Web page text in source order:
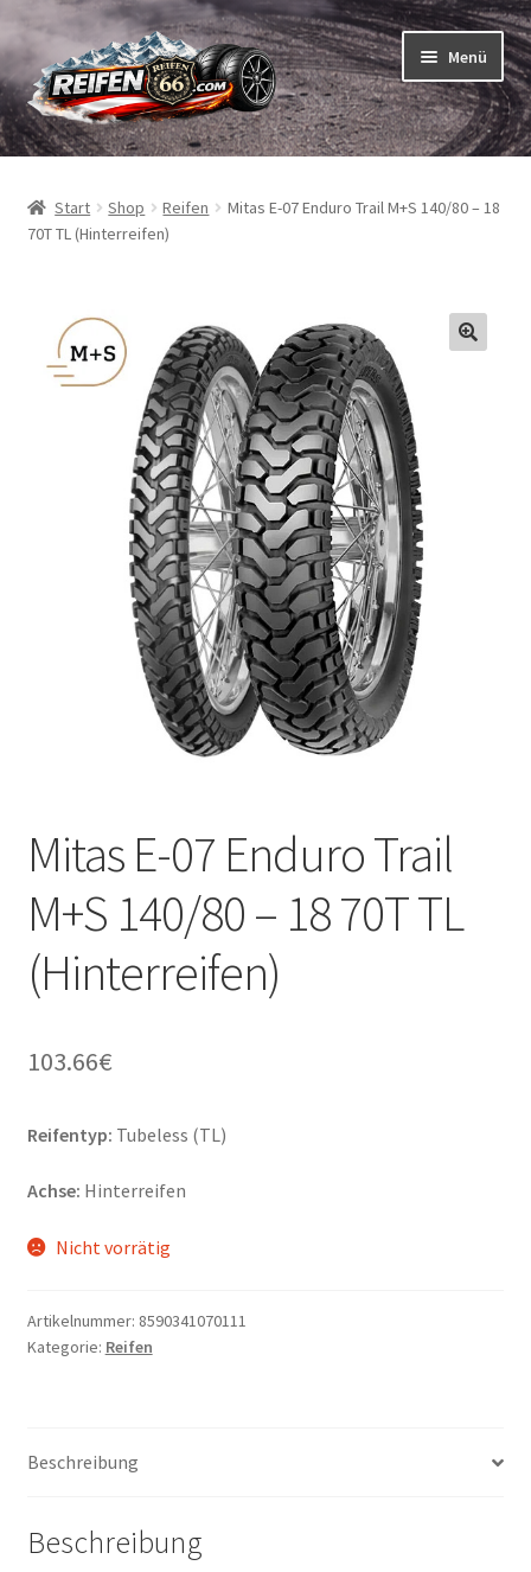
Zur
Navigation
springen
Zum
Inhalt
springen
Menü
Reifen
Schläuche
ABC
Start Shop Reifen
Mitas E-07 Enduro Trail M+S 140/80 – 18
70T TL (Hinterreifen)
Mitas E-07 Enduro Trail
M+S 140/80 – 18 70T TL
(Hinterreifen)
103.66€
Reifentyp: Tubeless (TL)
Achse: Hinterreifen
Nicht vorrätig
Artikelnummer: 8590341070111
Kategorie: Reifen
Beschreibung
Beschreibung